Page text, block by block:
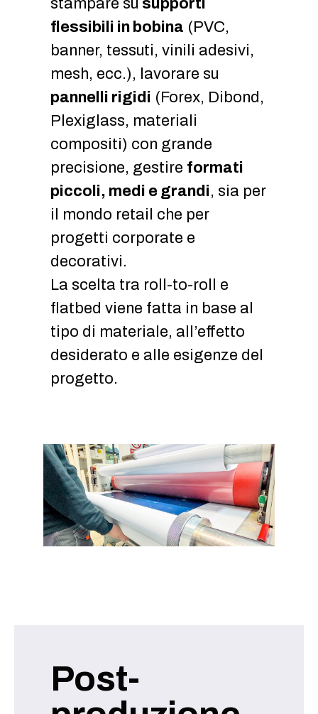
stampare su supporti
flessibili in bobina (PVC,
banner, tessuti, vinili adesivi,
mesh, ecc.), lavorare su
pannelli rigidi (Forex, Dibond,
Plexiglass, materiali
compositi) con grande
precisione, gestire formati
piccoli, medi e grandi, sia per
il mondo retail che per
progetti corporate e
decorativi.
La scelta tra roll-to-roll e
flatbed viene fatta in base al
tipo di materiale, all’effetto
desiderato e alle esigenze del
progetto.
Post-